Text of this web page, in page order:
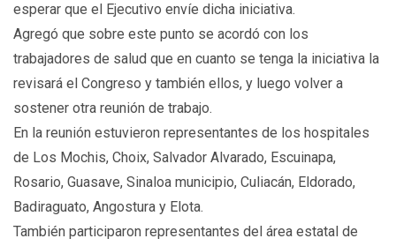
esperar que el Ejecutivo envíe dicha iniciativa.
Agregó que sobre este punto se acordó con los
trabajadores de salud que en cuanto se tenga la iniciativa la
revisará el Congreso y también ellos, y luego volver a
sostener otra reunión de trabajo.
En la reunión estuvieron representantes de los hospitales
de Los Mochis, Choix, Salvador Alvarado, Escuinapa,
Rosario, Guasave, Sinaloa municipio, Culiacán, Eldorado,
Badiraguato, Angostura y Elota.
También participaron representantes del área estatal de